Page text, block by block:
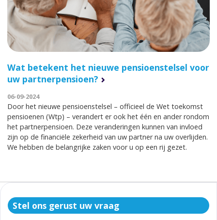
Wat betekent het nieuwe pensioenstelsel voor
uw partnerpensioen?
06-09-2024
Door het nieuwe pensioenstelsel – officieel de Wet toekomst
pensioenen (Wtp) – verandert er ook het één en ander rondom
het partnerpensioen. Deze veranderingen kunnen van invloed
zijn op de financiële zekerheid van uw partner na uw overlijden.
We hebben de belangrijke zaken voor u op een rij gezet.
Stel ons gerust uw vraag